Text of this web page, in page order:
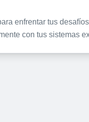
enfrentar tus desafíos
con tus sistemas